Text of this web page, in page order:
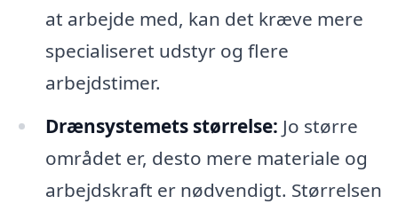
at arbejde med, kan det kræve mere
specialiseret udstyr og flere
arbejdstimer.
Drænsystemets størrelse: Jo større
området er, desto mere materiale og
arbejdskraft er nødvendigt. Størrelsen